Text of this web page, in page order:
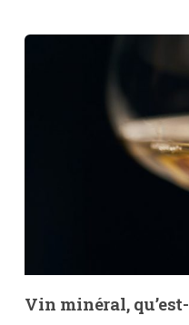
Vin minéral,